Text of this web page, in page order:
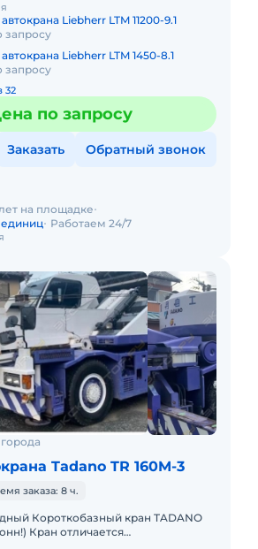
Liebherr LTM 11200-9.1
запросу
Liebherr LTM 1450-8.1
запросу
32
по запросу
Заказать Обратный звонок
на площадке
единиц Работаем 24/7
Tadano TR 160M-3
заказа: 8 ч.
Короткобазный кран TADANO
Кран отличается